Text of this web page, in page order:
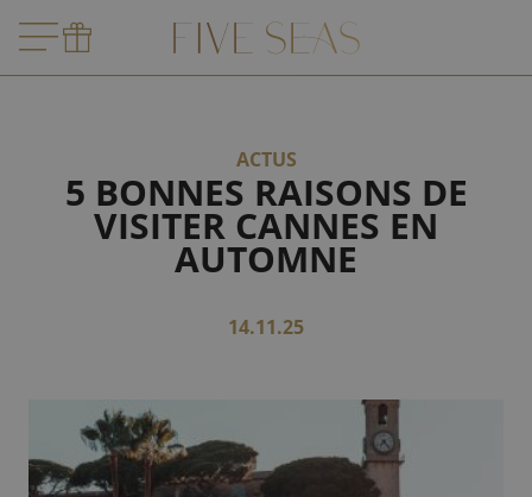
ACTUS
5 BONNES RAISONS DE
VISITER CANNES EN
AUTOMNE
14.11.25